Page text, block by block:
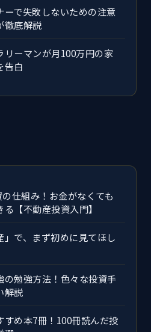
ーで失敗しないための注意
徹底解説
リーマンが月100万円の家
告白
仕組み！お金がなくても
【不動産投資入門】
」で、まず初めに見てほし
の勉強方法！色々な投資手
解説
すめ本7冊！100冊読んだ投